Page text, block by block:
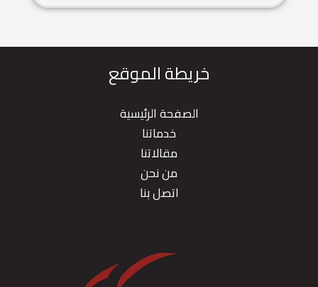
خريطة الموقع
الصفحة الرئيسية
خدماتنا
مقالاتنا
من نحن
اتصل بنا